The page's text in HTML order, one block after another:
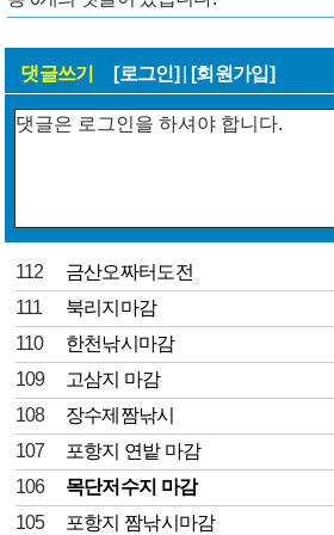
댓글쓰기 [로그인] [회원가입]
112 금산오짜터도전
111
북리지마감
110
한천낚시마감
109
고삼지 마감
108
장수제짬낚시
107
포항지 연밭 마감
106
목단저수지 마감
105
포항지 짬낚시마감